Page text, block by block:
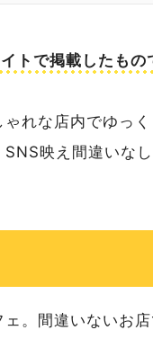
で掲載したもの
れな店内でゆっ
映え間違いなし
。間違いないお店